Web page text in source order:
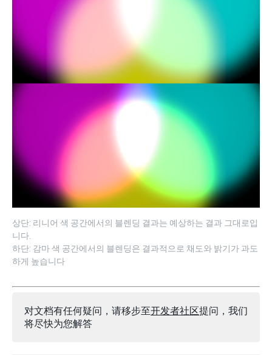
상단: 리니어 색 공간에서의 블렌딩 결과는 예상하는 결과 그대로입
니다.
하단: 감마 색 공간에서의 블렌딩은 결과적으로 채도와 밝기가 과도
하게 높습니다
对文档有任何疑问，请移步至开发者社区提问，我们
将尽快为您解答